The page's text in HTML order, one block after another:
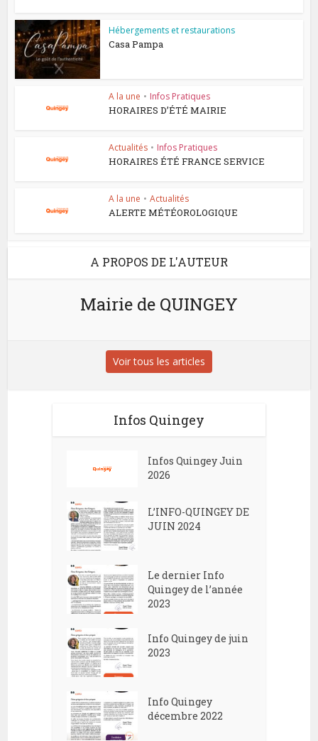
Hébergements et restaurations
Casa Pampa
A la une • Infos Pratiques
HORAIRES D’ÉTÉ MAIRIE
Actualités • Infos Pratiques
HORAIRES ÉTÉ FRANCE SERVICE
A la une • Actualités
ALERTE MÉTÉOROLOGIQUE
A PROPOS DE L'AUTEUR
Mairie de QUINGEY
Voir tous les articles
Infos Quingey
Infos Quingey Juin
2026
L’INFO-QUINGEY DE
JUIN 2024
Le dernier Info
Quingey de l’année
2023
Info Quingey de juin
2023
Info Quingey
décembre 2022